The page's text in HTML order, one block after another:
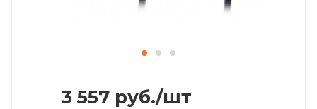
3 557 руб./шт